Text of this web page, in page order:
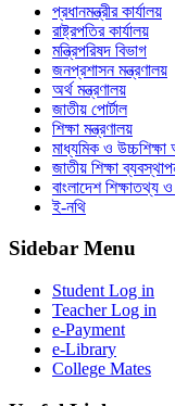
প্রধানমন্ত্রীর কার্যালয়
রাষ্ট্রপতির কার্যালয়
মন্ত্রিপরিষদ বিভাগ
জনপ্রশাসন মন্ত্রণালয়
অর্থ মন্ত্রণালয়
জাতীয় পোর্টাল
শিক্ষা মন্ত্রণালয়
মাধ্যমিক ও
জাতীয় শিক্ষা
বাংলাদেশ শিক্ষাতথ্য
ই-নথি
Sidebar Menu
Student Log in
Teacher Log in
e-Payment
e-Library
College Mates